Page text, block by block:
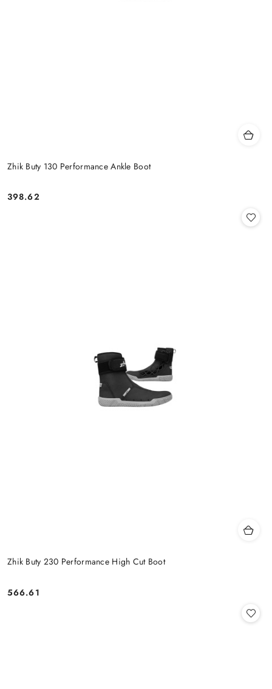
Zhik Buty 130 Performance Ankle Boot
Cena:
398.62
Zhik Buty 230 Performance High Cut Boot
Cena:
566.61